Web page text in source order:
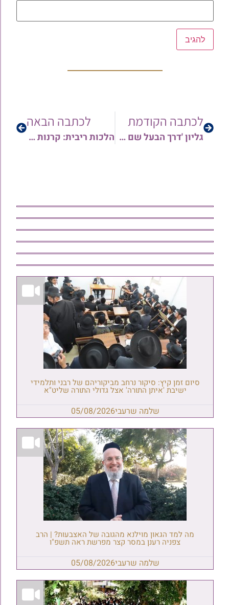
לכתבה הקודמת
גליון 'דרך הבעל שם טוב' לפרשת ויצא תשפ"ה
לכתבה הבאה
הלכות ריבית: קרנות פנסיה בעידן המודרני לאור ההלכה | הרב אורן צדוק
סיום זמן קיץ: סיקור נרחב מביקוריהם של רבני ותלמידי
ישיבת 'איתן התורה' אצל גדולי התורה שליט"א
שלמה שרעבי05/08/2026
מה למד הגאון מוילנא מהגובה של האצבעות? | הרב
צפניה רענן במסר קצר מפרשת ראה תשפ"ו
שלמה שרעבי05/08/2026